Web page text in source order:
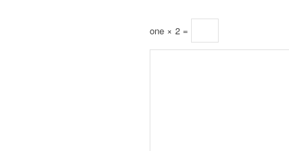
one × 2 =